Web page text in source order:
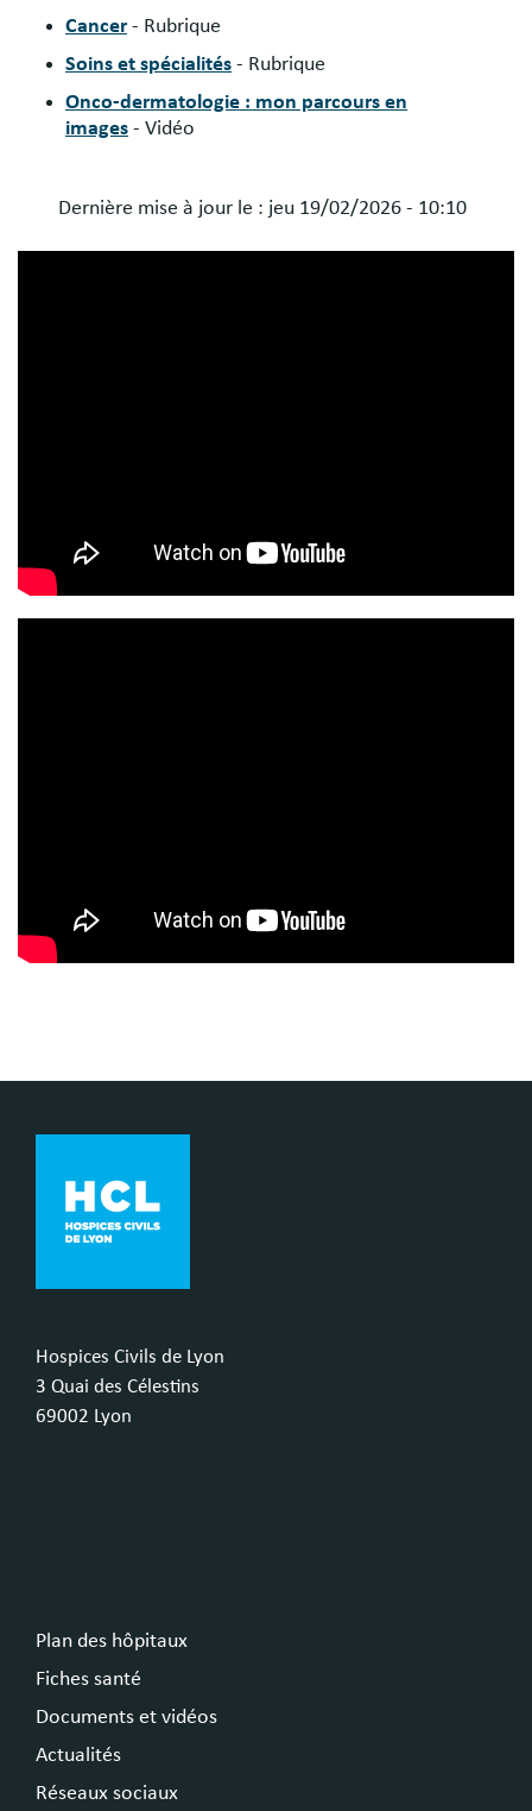
Cancer - Rubrique
Soins et spécialités - Rubrique
Onco-dermatologie : mon parcours en
images - Vidéo
Dernière mise à jour le : jeu 19/02/2026 - 10:10
Hospices Civils de Lyon
3 Quai des Célestins
69002 Lyon
Plan des hôpitaux
Fiches santé
Documents et vidéos
Actualités
Réseaux sociaux